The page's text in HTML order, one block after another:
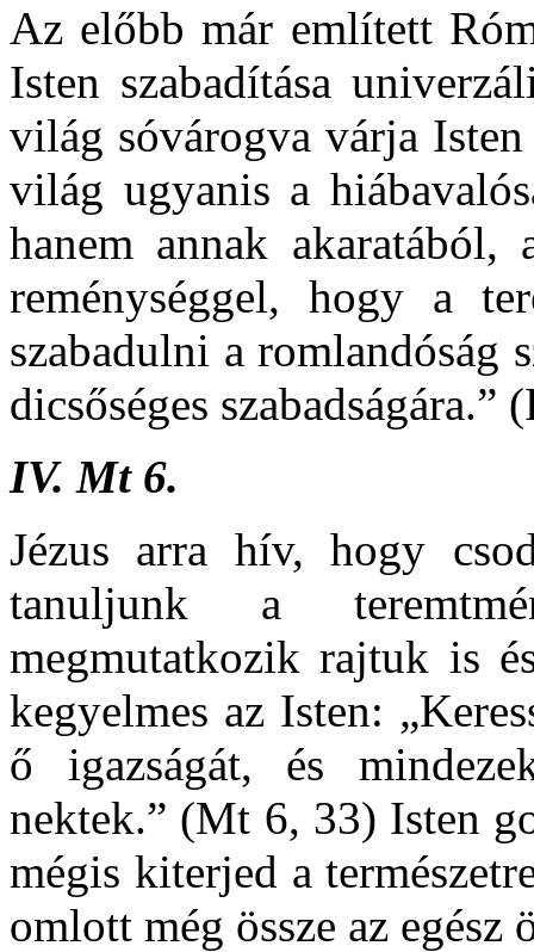
Az előbb már említett
Isten szabadítása
világ sóvárogva várja
világ ugyanis a
hanem annak akaratából,
reménységgel, hogy a
szabadulni a romlandóság
dicsőséges szabadságára.”
IV. Mt 6.
Jézus arra hív, hogy
tanuljunk a
megmutatkozik rajtuk is
kegyelmes az Isten:
ő igazságát, és
nektek.” (Mt 6, 33) Isten
mégis kiterjed a
omlott még össze az egész